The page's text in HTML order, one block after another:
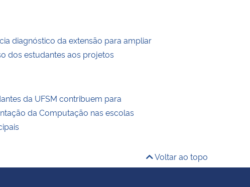
diagnóstico da extensão para ampliar
dos estudantes aos projetos
da UFSM contribuem para
da Computação nas escolas
Voltar ao topo